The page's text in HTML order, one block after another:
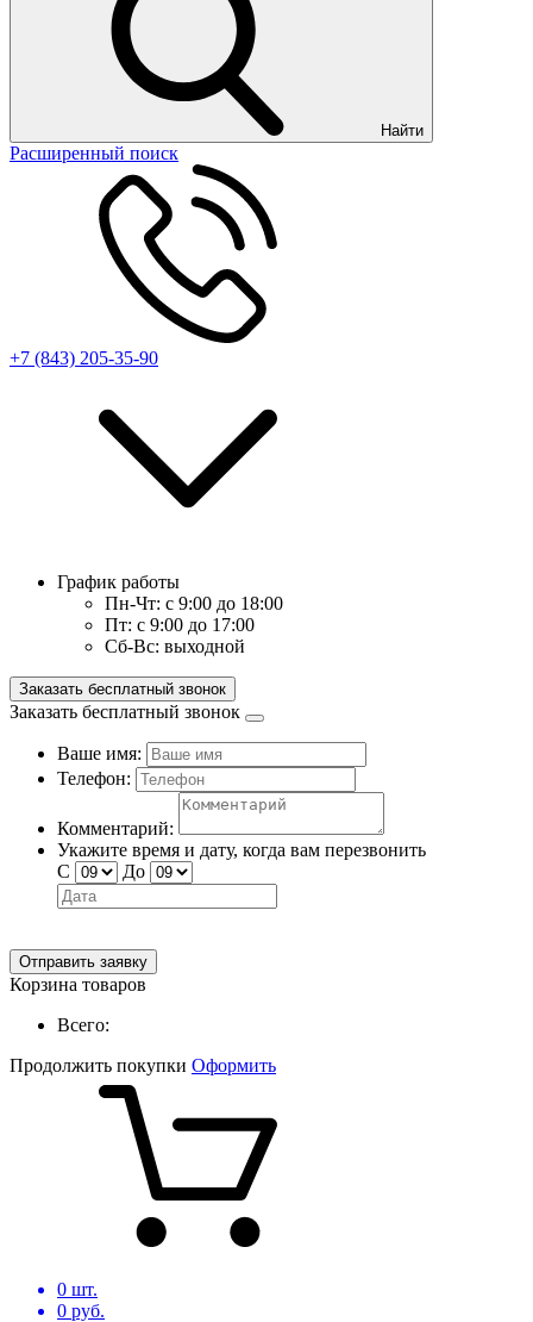
Найти
Расширенный поиск
+7 (843) 205-35-90
График работы
Пн-Чт: с 9:00 до 18:00
Пт: с 9:00 до 17:00
Сб-Вс: выходной
Заказать бесплатный звонок
Заказать бесплатный звонок
Ваше имя:
Телефон:
Комментарий:
Укажите время и дату, когда вам перезвонить
С
До
Отправить заявку
Корзина товаров
Всего:
Продолжить покупки Оформить
0 шт.
0 руб.